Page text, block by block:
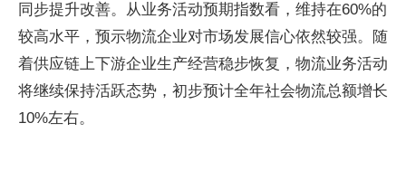
同步提升改善。从业务活动预期指数看，维持在60%的
较高水平，预示物流企业对市场发展信心依然较强。随
着供应链上下游企业生产经营稳步恢复，物流业务活动
将继续保持活跃态势，初步预计全年社会物流总额增长
10%左右。